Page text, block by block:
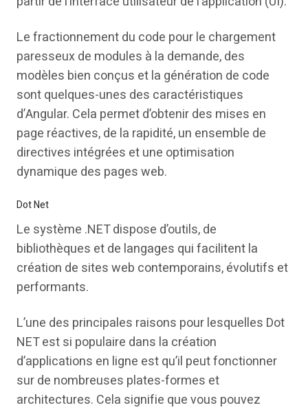
Le fractionnement du code pour le chargement
paresseux de modules à la demande, des
modèles bien conçus et la génération de code
sont quelques-unes des caractéristiques
d’Angular. Cela permet d’obtenir des mises en
page réactives, de la rapidité, un ensemble de
directives intégrées et une optimisation
dynamique des pages web.
Dot Net
Le système .NET dispose d’outils, de
bibliothèques et de langages qui facilitent la
création de sites web contemporains, évolutifs et
performants.
L’une des principales raisons pour lesquelles Dot
NET est si populaire dans la création
d’applications en ligne est qu’il peut fonctionner
sur de nombreuses plates-formes et
architectures. Cela signifie que vous pouvez